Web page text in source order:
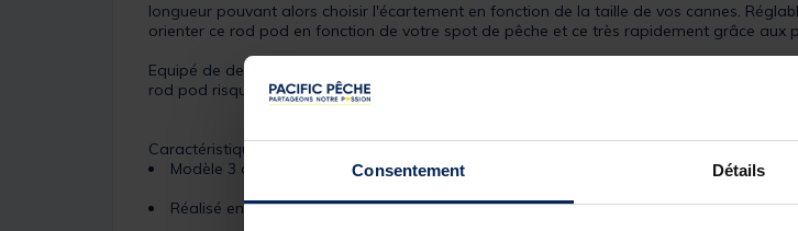
Consentement Détails
longueur pouvant alors choisir l'écartement en fonction de la taille de vos cannes.
orienter ce rod pod en fonction de votre spot de pêche et ce très rapidement grâce aux
Equipé de deux vis et d'un large bloc, vous pourrez alors fixer fermement ce rod pod
rod pod risque bien de vous ouvrir de nouveaux horizons et vous donner l'envie de
Caractéristiques :
Modèle 3 cannes
Réalisé en aluminium